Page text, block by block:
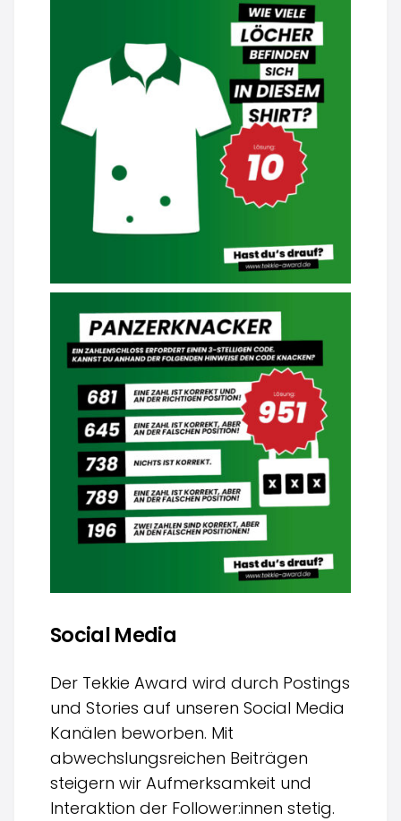
Social Media
Der Tekkie Award wird durch Postings
und Stories auf unseren Social Media
Kanälen beworben. Mit
abwechslungsreichen Beiträgen
steigern wir Aufmerksamkeit und
Interaktion der Follower:innen stetig.